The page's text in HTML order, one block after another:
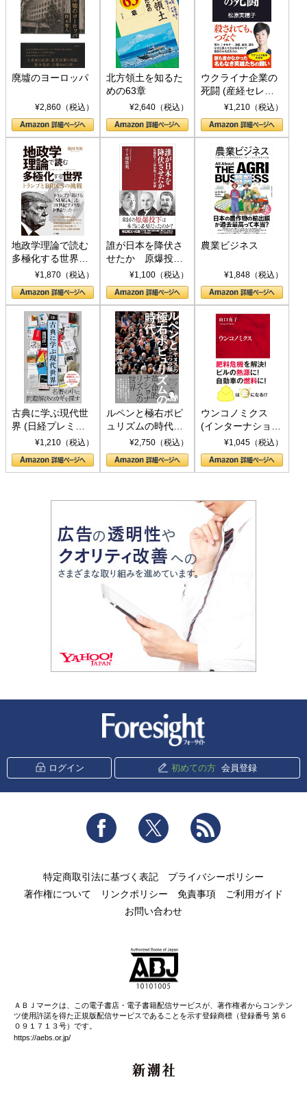
廃墟のヨーロッパ
¥2,860（税込）
北方領土を知るた
めの63章
¥2,640（税込）
ウクライナ企業の
死闘 (産経セレク
ト S 039)¥1,210（税込）
地政学理論で読む
多極化する世界：
トランプとBRICS
の挑戦
¥1,870（税込）
誰が日本を降伏さ
せたか 原爆投
下、ソ連参戦、そ
して聖断 (PHP新
書)
¥1,100（税込）
農業ビジネス
¥1,848（税込）
古典に学ぶ現代世
界 (日経プレミア
シリーズ)¥1,210（税込）
ルペンと極右ポピ
ュリズムの時代：
〈ヤヌス〉の二つ
の顔
¥2,750（税込）
ウンコノミクス
(インターナショナ
ル新書)¥1,045（税込）
ログイン 初めての方 会員登録
Facebook Twitter
特定商取引法に基づく表記
プライバシーポリシー
著作権について
リンクポリシー 免責事項
ご利用ガイド
お問い合わせ
ＡＢＪマークは、この電子書店・電子書籍配信サービスが、著作権者からコンテン
ツ使用許諾を得た正規版配信サービスであることを示す登録商標（登録番号 第６
０９１７１３号）です。
https://aebs.or.jp/